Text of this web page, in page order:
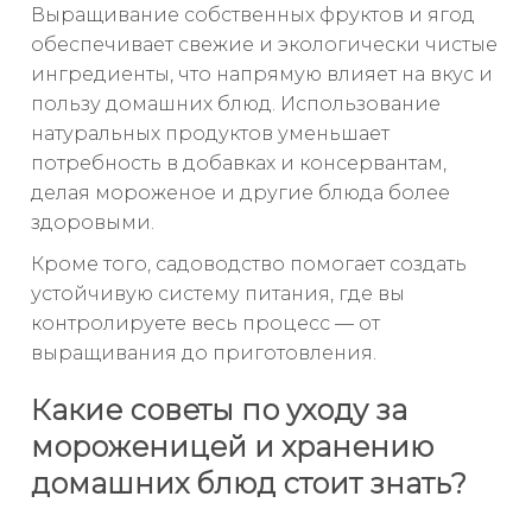
Выращивание собственных фруктов и ягод
обеспечивает свежие и экологически чистые
ингредиенты, что напрямую влияет на вкус и
пользу домашних блюд. Использование
натуральных продуктов уменьшает
потребность в добавках и консервантам,
делая мороженое и другие блюда более
здоровыми.
Кроме того, садоводство помогает создать
устойчивую систему питания, где вы
контролируете весь процесс — от
выращивания до приготовления.
Какие советы по уходу за
мороженицей и хранению
домашних блюд стоит знать?